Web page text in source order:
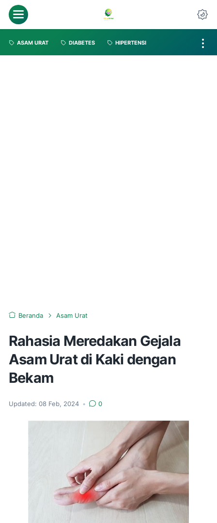
ASAM URAT DIABETES HIPERTENSI
Beranda Asam Urat
Rahasia Meredakan Gejala
Asam Urat di Kaki dengan
Bekam
Updated: 08 Feb, 2024 • 0